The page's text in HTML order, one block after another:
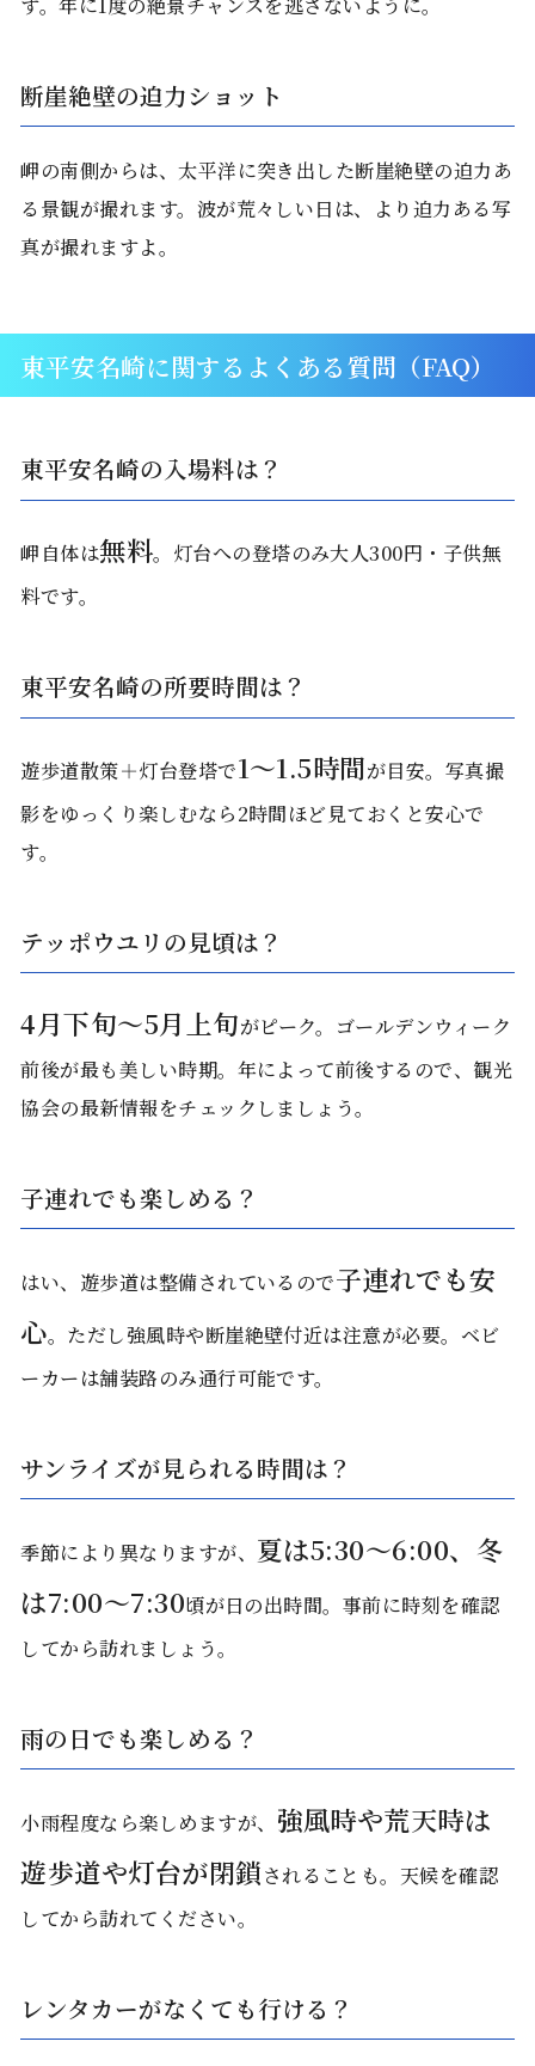
断崖絶壁の迫力ショット
岬の南側からは、太平洋に突き出した断崖絶壁の迫力あ
る景観が撮れます。波が荒々しい日は、より迫力ある写
真が撮れますよ。
東平安名崎に関するよくある質問（FAQ）
東平安名崎の入場料は？
岬自体は無料。灯台への登塔のみ大人300円・子供無
料です。
東平安名崎の所要時間は？
遊歩道散策＋灯台登塔で1〜1.5時間が目安。写真撮
影をゆっくり楽しむなら2時間ほど見ておくと安心で
す。
テッポウユリの見頃は？
4月下旬〜5月上旬がピーク。ゴールデンウィーク
前後が最も美しい時期。年によって前後するので、観光
協会の最新情報をチェックしましょう。
子連れでも楽しめる？
はい、遊歩道は整備されているので子連れでも安
心。ただし強風時や断崖絶壁付近は注意が必要。ベビ
ーカーは舗装路のみ通行可能です。
サンライズが見られる時間は？
季節により異なりますが、 夏は5:30〜6:00、冬
は7:00〜7:30頃が日の出時間。事前に時刻を確認
してから訪れましょう。
雨の日でも楽しめる？
小雨程度なら楽しめますが、 強風時や荒天時は
遊歩道や灯台が閉鎖されることも。天候を確認
してから訪れてください。
レンタカーがなくても行ける？